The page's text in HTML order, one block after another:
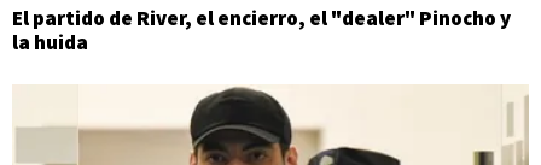
El partido de River, el encierro, el "dealer" Pinocho y
la huida